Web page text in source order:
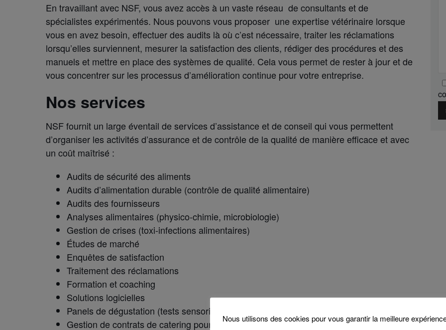
En travaillant avec NSF, vous avez accès à un vaste réseau de consultants et de
spécialistes expérimentés. Nous pouvons vous proposer une expertise vétérinaire lorsque
vous en avez besoin, effectuer des audits là où c’est nécessaire, traiter les réclamations
lorsqu’elles surviennent, mesurer la satisfaction des clients, rédiger des procédures et des
manuels et mettre en place des systèmes de qualité. Cela vous permet de rester à jour et de
vous concentrer sur les processus d’amélioration continue pour votre entreprise.
Nos services
NSF fournit un large éventail de services d’assistance et de conseil qui vous permettent
d’organiser les activités d’assurance et de contrôle de la qualité de manière efficace et avec
un coût maîtrisé :
Audits de sécurité des aliments
Audits d’alimentation durable (contrôle de qualité alimentaire)
Audits des fournisseurs
Analyses alimentaires (physico-chimie, microbiologie)
Gestion de crises (toxi-infections alimentaires)
Études de marché
Enquêtes de satisfaction
Traitement des réclamations
Formation et coaching
Solutions logicielles
Panels de dégustation (tests sensoriels)
Gestion de contrats de catering pour optimiser le service de restauration que vous
Nous utilisons des cookies pour vous garantir la meilleure